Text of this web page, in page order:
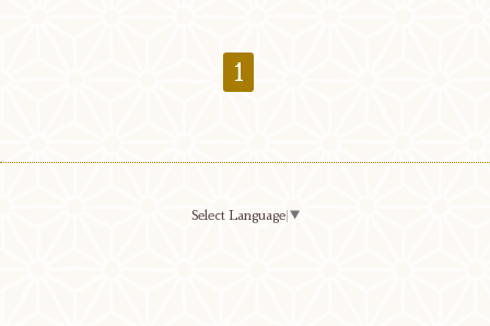
1
Select Language ▼